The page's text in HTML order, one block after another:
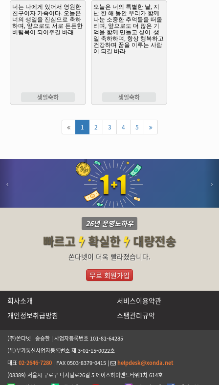
생일축하 생일축하
1 2 3 4 5
26년 운영노하우
빠르고 확실한 대량전송
쏜다넷이 더욱 빨라졌습니다.
무료 회원가입
회사소개
서비스이용약관
개인정보취급방침
스팸관리규약
(주)쏜다넷 | 송승한 | 사업자등록번호 101-81-64285
(특)부가통신사업자등록번호 제 3-01-15-0022호
대표02-2646-7280 | FAX 0503-8379-0415 |
helpdesk@xonda.net
(08389) 서울시 구로구 디지털로26길 5 에이스하이엔드타워1차 614호